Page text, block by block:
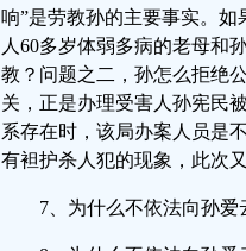
响”是劳教孙的主要事实。
人60多岁体弱多病的老母和
教？问题之二，孙怎么拒绝
关，正是办理受害人孙宪民
系存在时，该局办案人员是
有袒护杀人犯的现象，此
7、为什么不依法向孙